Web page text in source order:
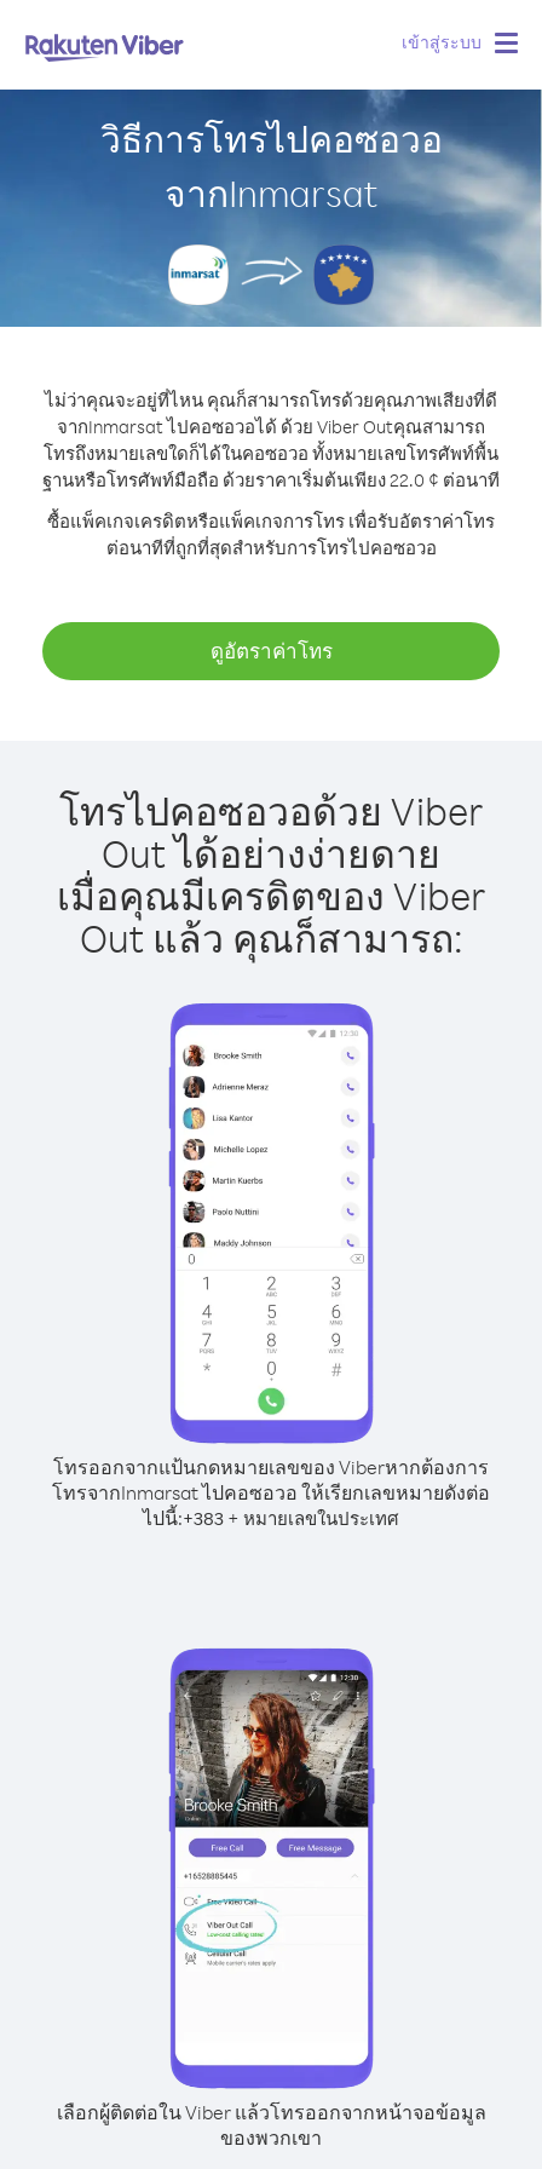
เข้าสู่ระบบ
วิธีการโทรไปคอซอวอ
จากInmarsat
ไม่ว่าคุณจะอยู่ที่ไหน คุณก็สามารถโทรด้วยคุณภาพเสียงที่ดี
จากInmarsat ไปคอซอวอได้ ด้วย Viber Outคุณสามารถ
โทรถึงหมายเลขใดก็ได้ในคอซอวอ ทั้งหมายเลขโทรศัพท์พื้น
ฐานหรือโทรศัพท์มือถือ ด้วยราคาเริ่มต้นเพียง 22.0 ¢ ต่อนาที
ซื้อแพ็คเกจเครดิตหรือแพ็คเกจการโทร เพื่อรับอัตราค่าโทร
ต่อนาทีที่ถูกที่สุดสำหรับการโทรไปคอซอวอ
ดูอัตราค่าโทร
โทรไปคอซอวอด้วย Viber
Out ได้อย่างง่ายดาย
เมื่อคุณมีเครดิตของ Viber
Out แล้ว คุณก็สามารถ:
โทรออกจากแป้นกดหมายเลขของ Viberหากต้องการ
โทรจากInmarsat ไปคอซอวอ ให้เรียกเลขหมายดังต่อ
ไปนี้:+383 + หมายเลขในประเทศ
เลือกผู้ติดต่อใน Viber แล้วโทรออกจากหน้าจอข้อมูล
ของพวกเขา